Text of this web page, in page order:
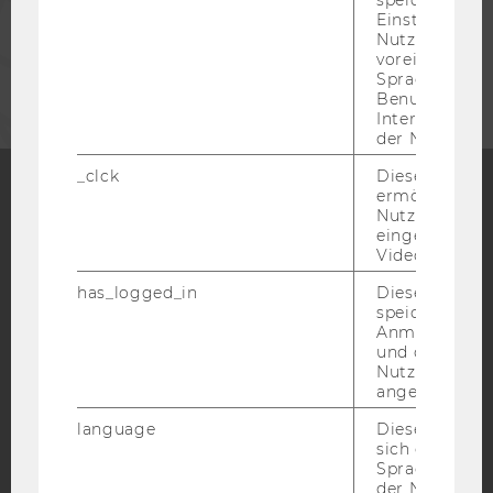
Blog
Bluesky
BARRIEREFREIHEITSERKLÄRUNG WEBSEITE
Nutzer*in, zB.
Sprache,
der Nutzer*in
_clck
Dieses Cookie
ermöglicht
Nutzung des
Video Players
has_logged_in
Dieses Cookie
speichert
und ob sich
Nutzer*in
angemeldet
language
Dieses
sich die
der